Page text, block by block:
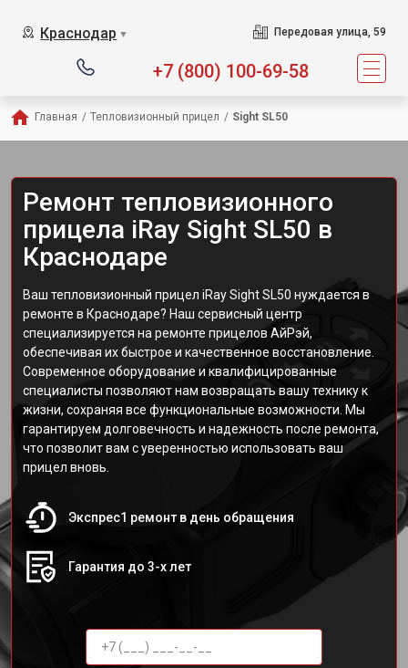
Краснодар ▼ Передовая улица, 59
+7 (800) 100-69-58
Главная / Тепловизионный прицел / Sight SL50
Ремонт тепловизионного
прицела iRay Sight SL50 в
Краснодаре
Ваш тепловизионный прицел iRay Sight SL50 нуждается в
ремонте в Краснодаре? Наш сервисный центр
специализируется на ремонте прицелов АйРэй,
обеспечивая их быстрое и качественное восстановление.
Современное оборудование и квалифицированные
специалисты позволяют нам возвращать вашу технику к
жизни, сохраняя все функциональные возможности. Мы
гарантируем долговечность и надежность после ремонта,
что позволит вам с уверенностью использовать ваш
прицел вновь.
Экспрес1 ремонт в день обращения
Гарантия до 3-х лет